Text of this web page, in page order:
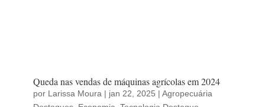
Queda nas vendas de máquinas agrícolas em 2024
por Larissa Moura | jan 22, 2025 | Agropecuária